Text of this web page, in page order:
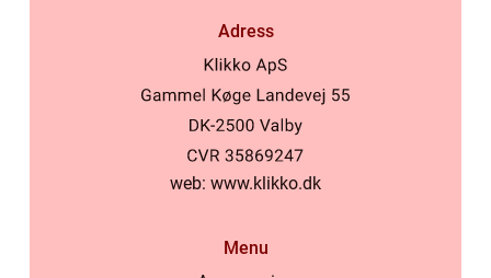
Adress
web: www.klikko.dk
Menu